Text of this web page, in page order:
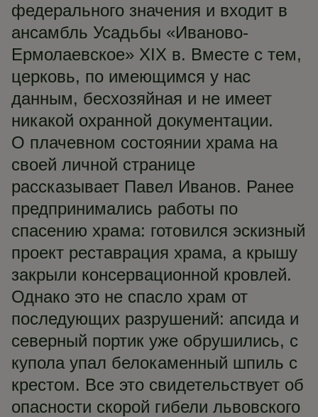
федерального значения и входит в
ансамбль Усадьбы «Иваново-
Ермолаевское» XIX в. Вместе с тем,
церковь, по имеющимся у нас
данным, бесхозяйная и не имеет
никакой охранной документации.
О плачевном состоянии храма на
своей личной странице
рассказывает Павел Иванов. Ранее
предпринимались работы по
спасению храма: готовился эскизный
проект реставрация храма, а крышу
закрыли консервационной кровлей.
Однако это не спасло храм от
последующих разрушений: апсида и
северный портик уже обрушились, с
купола упал белокаменный шпиль с
крестом. Все это свидетельствует об
опасности скорой гибели львовского